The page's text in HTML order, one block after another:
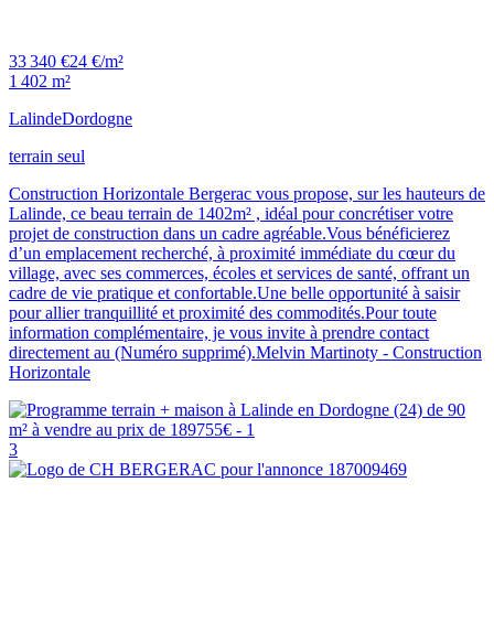
33 340 €24 €/m²
1 402 m²
LalindeDordogne
terrain seul
Construction Horizontale Bergerac vous propose, sur les hauteurs de
Lalinde, ce beau terrain de 1402m² , idéal pour concrétiser votre
projet de construction dans un cadre agréable.Vous bénéficierez
d’un emplacement recherché, à proximité immédiate du cœur du
village, avec ses commerces, écoles et services de santé, offrant un
cadre de vie pratique et confortable.Une belle opportunité à saisir
pour allier tranquillité et proximité des commodités.Pour toute
information complémentaire, je vous invite à prendre contact
directement au (Numéro supprimé).Melvin Martinoty - Construction
Horizontale
3